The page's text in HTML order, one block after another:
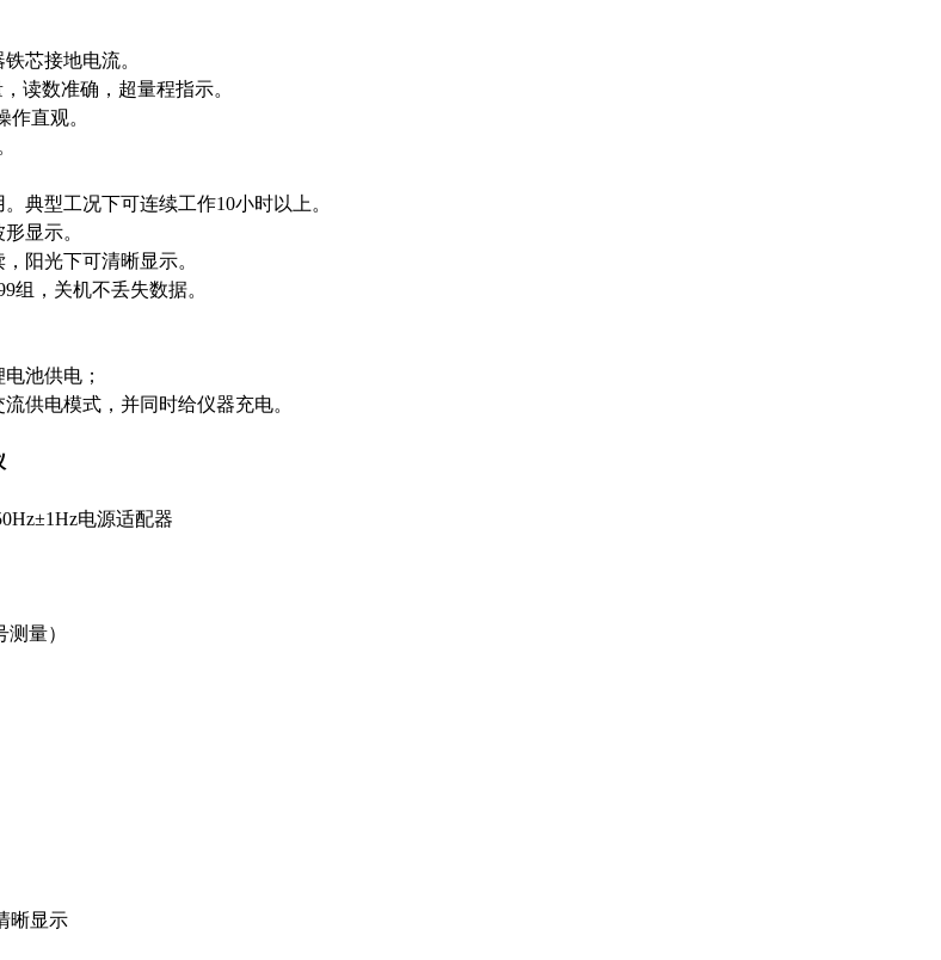
芯接地电流。
读数准确，超量程指示。
直观。
典型工况下可连续工作10小时以上。
显示。
阳光下可清晰显示。
组，关机不丢失数据。
池供电；
供电模式，并同时给仪器充电。
电源适配器
量）
晰显示